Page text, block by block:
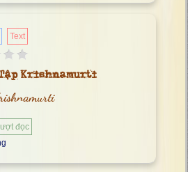
Text
Krishnamurti
đọc